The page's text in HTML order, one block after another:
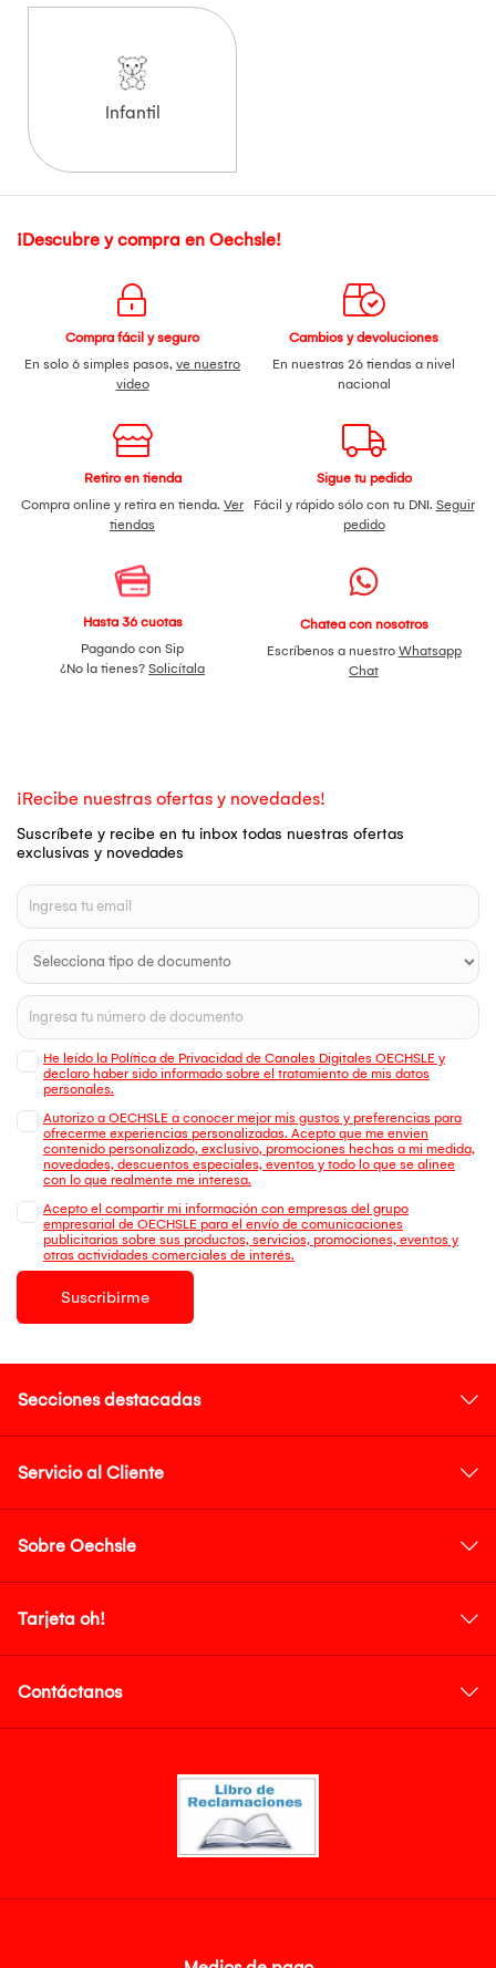
Infantil
¡Descubre y compra en Oechsle!
Compra fácil y seguro
En solo 6 simples pasos, ve nuestro
video
Cambios y devoluciones
En nuestras 26 tiendas a nivel
nacional
Retiro en tienda
Compra online y retira en tienda. Ver
tiendas
Sigue tu pedido
Fácil y rápido sólo con tu DNI. Seguir
pedido
Hasta 36 cuotas
Pagando con Sip
¿No la tienes? Solicítala
Chatea con nosotros
Escríbenos a nuestro Whatsapp
Chat
¡Recibe nuestras ofertas y novedades!
Suscríbete y recibe en tu inbox todas nuestras ofertas
exclusivas y novedades
He leído la Política de Privacidad de Canales Digitales OECHSLE y
declaro haber sido informado sobre el tratamiento de mis datos
personales.
Autorizo a OECHSLE a conocer mejor mis gustos y preferencias para
ofrecerme experiencias personalizadas. Acepto que me envien
contenido personalizado, exclusivo, promociones hechas a mi medida,
novedades, descuentos especiales, eventos y todo lo que se alinee
con lo que realmente me interesa.
Acepto el compartir mi información con empresas del grupo
empresarial de OECHSLE para el envío de comunicaciones
publicitarias sobre sus productos, servicios, promociones, eventos y
otras actividades comerciales de interés.
Suscribirme
Secciones destacadas
Servicio al Cliente
Sobre Oechsle
Tarjeta oh!
Contáctanos